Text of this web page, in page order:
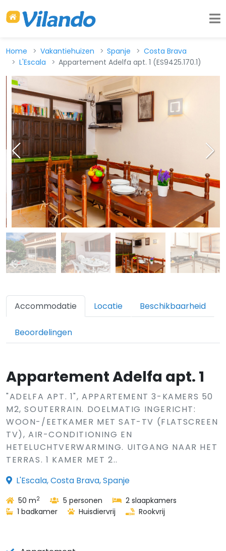
Home Vakantiehuizen Spanje
Costa Brava
L'Escala
Appartement Adelfa apt. 1 (ES9425.170.1)
Accommodatie Locatie Beschikbaarheid
Beoordelingen
Appartement Adelfa apt. 1
"ADELFA APT. 1", APPARTEMENT 3-KAMERS 50
M2, SOUTERRAIN. DOELMATIG INGERICHT:
WOON-/EETKAMER MET SAT-TV (FLATSCREEN
TV), AIR-CONDITIONING EN
HETELUCHTVERWARMING. UITGANG NAAR HET
TERRAS. 1 KAMER MET 2..
L'Escala, Costa Brava, Spanje
50 m2 5 personen
2 slaapkamers
1 badkamer
Huisdiervrij Rookvrij